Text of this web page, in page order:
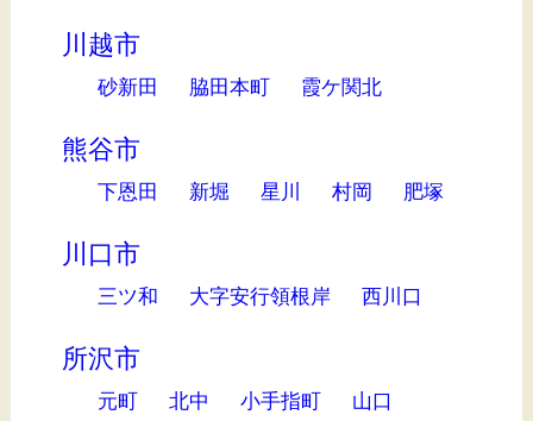
川越市
砂新田 脇田本町 霞ケ関北
熊谷市
下恩田 新堀 星川 村岡 肥塚
川口市
三ツ和 大字安行領根岸 西川口
所沢市
元町 北中 小手指町
山口